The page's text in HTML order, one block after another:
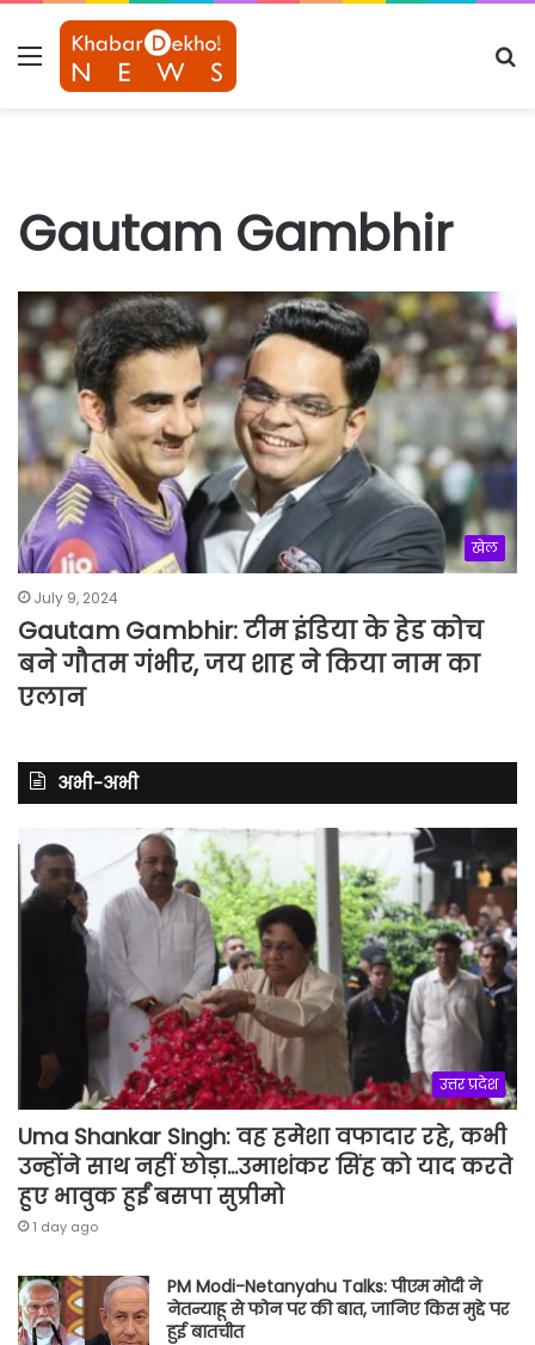
Menu
Gautam Gambhir
खेल
July 9, 2024
Gautam Gambhir: टीम इंडिया के हेड कोच
बने गौतम गंभीर, जय शाह ने किया नाम का
एलान
अभी-अभी
उत्तर प्रदेश
Uma Shankar Singh: वह हमेशा वफादार रहे, कभी
उन्होंने साथ नहीं छोड़ा…उमाशंकर सिंह को याद करते
हुए भावुक हुईं बसपा सुप्रीमो
1 day ago
PM Modi-Netanyahu Talks: पीएम मोदी ने
नेतन्याहू से फोन पर की बात, जानिए किस मुद्दे पर
हुई बातचीत